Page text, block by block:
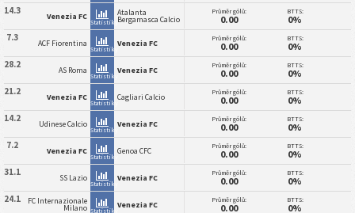
14.3 Venezia FC
Statistiky
Atalanta
Bergamasca Calcio
Průměr gólů:
0.00
BTTS:
0%
7.3 ACF Fiorentina
Statistiky
Venezia FC Průměr gólů:
0.00
BTTS:
0%
28.2 AS Roma
Statistiky
Venezia FC Průměr gólů:
0.00
BTTS:
0%
21.2 Venezia FC
Statistiky
Cagliari Calcio Průměr gólů:
0.00
BTTS:
0%
14.2 Udinese Calcio
Statistiky
Venezia FC Průměr gólů:
0.00
BTTS:
0%
7.2 Venezia FC
Statistiky
Genoa CFC Průměr gólů:
0.00
BTTS:
0%
31.1 SS Lazio
Statistiky
Venezia FC Průměr gólů:
0.00
BTTS:
0%
24.1 FC Internazionale
Milano Statistiky
Venezia FC Průměr gólů:
0.00
BTTS:
0%